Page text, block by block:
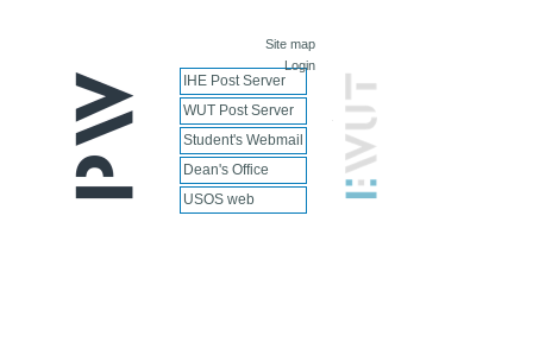
Site map
Login
IHE Post Server
WUT Post Server
Student's Webmail
Dean's Office
USOS web